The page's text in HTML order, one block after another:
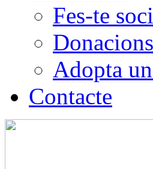
Fes-te soci
Donacions
Adopta
Contacte